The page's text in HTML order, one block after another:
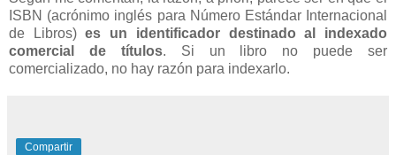
ISBN (acrónimo inglés para Número Estándar Internacional
de Libros)es un identificador destinado al indexado
comercial de títulos. Si un libro no puede ser
comercializado, no hay razón para indexarlo.
Compartir